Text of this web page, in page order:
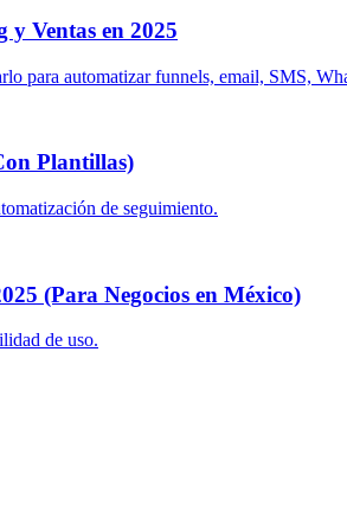
Ventas en 2025
para automatizar funnels, email, SMS,
Plantillas)
de seguimiento.
(Para Negocios en México)
de uso.